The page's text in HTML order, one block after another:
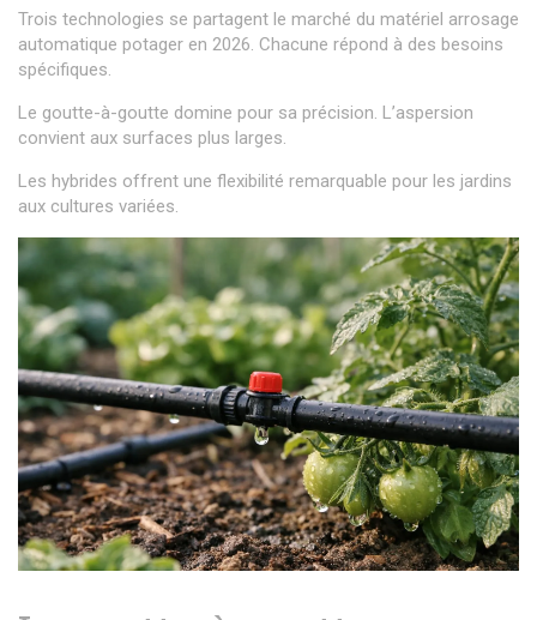
Trois technologies se partagent le marché du matériel arrosage
automatique potager en 2026. Chacune répond à des besoins
spécifiques.
Le goutte-à-goutte domine pour sa précision. L’aspersion
convient aux surfaces plus larges.
Les hybrides offrent une flexibilité remarquable pour les jardins
aux cultures variées.